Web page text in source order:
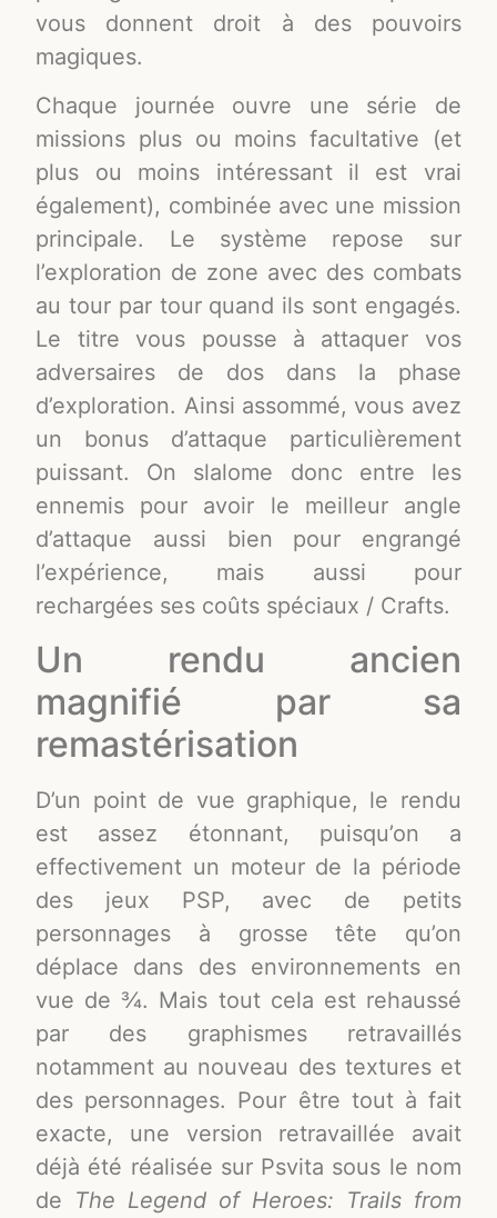
vous donnent droit à des pouvoirs
magiques.
Chaque journée ouvre une série de
missions plus ou moins facultative (et
plus ou moins intéressant il est vrai
également), combinée avec une mission
principale. Le système repose sur
l’exploration de zone avec des combats
au tour par tour quand ils sont engagés.
Le titre vous pousse à attaquer vos
adversaires de dos dans la phase
d’exploration. Ainsi assommé, vous avez
un bonus d’attaque particulièrement
puissant. On slalome donc entre les
ennemis pour avoir le meilleur angle
d’attaque aussi bien pour engrangé
l’expérience, mais aussi pour
rechargées ses coûts spéciaux / Crafts.
Un rendu ancien
magnifié par sa
remastérisation
D’un point de vue graphique, le rendu
est assez étonnant, puisqu’on a
effectivement un moteur de la période
des jeux PSP, avec de petits
personnages à grosse tête qu’on
déplace dans des environnements en
vue de ¾. Mais tout cela est rehaussé
par des graphismes retravaillés
notamment au nouveau des textures et
des personnages. Pour être tout à fait
exacte, une version retravaillée avait
déjà été réalisée sur Psvita sous le nom
de The Legend of Heroes: Trails from